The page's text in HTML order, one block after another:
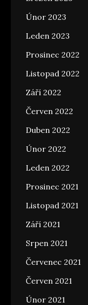
Únor 2023
Leden 2023
Prosinec 2022
Listopad 2022
Září 2022
Červen 2022
Duben 2022
Únor 2022
Leden 2022
Prosinec 2021
Listopad 2021
Září 2021
Srpen 2021
Červenec 2021
Červen 2021
Únor 2021